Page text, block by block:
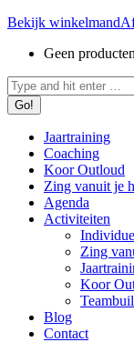
Bekijk winkelmand
Geen
Zoeken:
Jaartraining
Coaching
Koor Outloud
Zing vanuit je
Agenda
Activiteiten
Zing
Koor
Blog
Contact